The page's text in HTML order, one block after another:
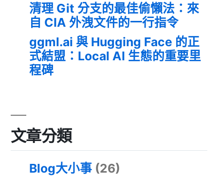
清理 Git 分支的最佳偷懶法：來
自 CIA 外洩文件的一行指令
ggml.ai 與 Hugging Face 的正
式結盟：Local AI 生態的重要里
程碑
文章分類
Blog大小事 (26)